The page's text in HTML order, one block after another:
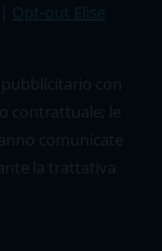
Opt-out Elise